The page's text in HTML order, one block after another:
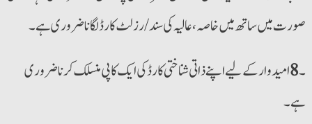
صورت میں ساتھ میں خاصہ ،عالیہ کی سند/رزلٹ کارڈ لگانا ضروری ہے۔
۔8امیدوار کے لیے اپنے ذاتی شناختی کارڈ کی ایک کاپی منسلک کرنا ضروری
ہے۔